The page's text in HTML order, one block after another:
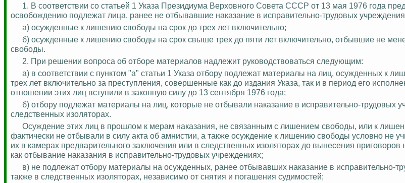
1. В соответствии со статьей 1 Указа Президиума Верховного Совета СССР от 13 мая 1976 года
освобождению подлежат лица, ранее не отбывавшие наказание в исправительно-трудовых
а) осужденные к лишению свободы на срок до трех лет включительно;
б) осужденные к лишению свободы на срок свыше трех до пяти лет включительно, отбывшие не
свободы.
2. При решении вопроса об отборе материалов надлежит руководствоваться следующим:
а) в соответствии с пунктом "а" статьи 1 Указа отбору подлежат материалы на лиц, осужденных к
трех лет включительно за преступления, совершенные как до издания Указа, так и в период его
отношении этих лиц вступили в законную силу до 13 сентября 1976 года;
б) отбору подлежат материалы на лиц, которые не отбывали наказание в исправительно-трудовых
следственных изоляторах.
Осуждение этих лиц в прошлом к мерам наказания, не связанным с лишением свободы, или к
фактически не отбывали в силу акта об амнистии, а также осуждение к лишению свободы условно не
их в камерах предварительного заключения или в следственных изоляторах до вынесения приговоров
как отбывание наказания в исправительно-трудовых учреждениях;
в) не подлежат отбору материалы на осужденных, ранее отбывавших наказание в исправительно-
также в следственных изоляторах, независимо от снятия и погашения судимостей;